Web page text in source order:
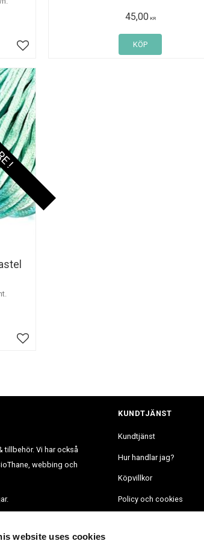
website uses cookies
Lägg till i favoriter
45,00KR
KÖP
!
Lägg till i favoriter
Vi har också
webbing och
KUNDTJÄNST
Kundtjänst
Hur handlar jag?
Köpvillkor
Policy och cookies